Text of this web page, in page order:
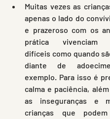
Muitas vezes as
apenas o lado do
e prazeroso com os
prática vivenciam
difíceis como quando
diante de
exemplo. Para isso é
calma e paciência,
as inseguranças e
crianças que